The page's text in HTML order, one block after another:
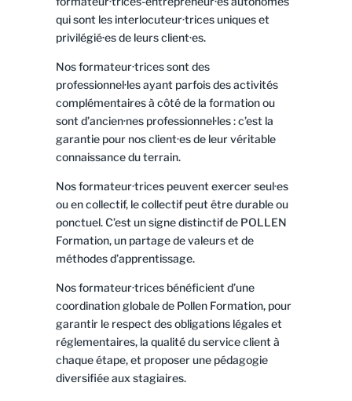
qui sont les interlocuteur·trices uniques et
privilégié·es de leurs client·es.
Nos formateur·trices sont des
professionnel·les ayant parfois des activités
complémentaires à côté de la formation ou
sont d’ancien·nes professionnel·les : c’est la
garantie pour nos client·es de leur véritable
connaissance du terrain.
Nos formateur·trices peuvent exercer seul·es
ou en collectif, le collectif peut être durable ou
ponctuel. C’est un signe distinctif de POLLEN
Formation, un partage de valeurs et de
méthodes d’apprentissage.
Nos formateur·trices bénéficient d’une
coordination globale de Pollen Formation, pour
garantir le respect des obligations légales et
réglementaires, la qualité du service client à
chaque étape, et proposer une pédagogie
diversifiée aux stagiaires.